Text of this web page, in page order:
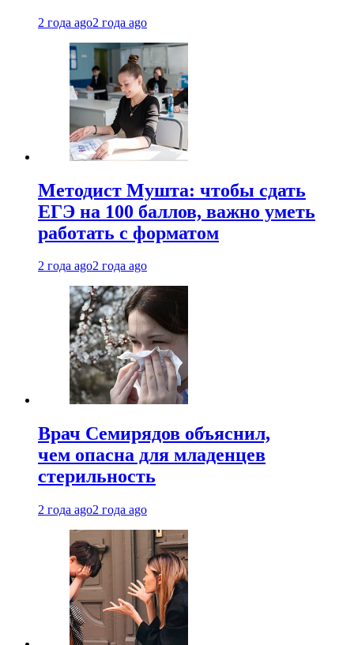
2 года ago2 года ago
Методист Мушта: чтобы сдать
ЕГЭ на 100 баллов, важно уметь
работать с форматом
2 года ago2 года ago
Врач Семирядов объяснил,
чем опасна для младенцев
стерильность
2 года ago2 года ago